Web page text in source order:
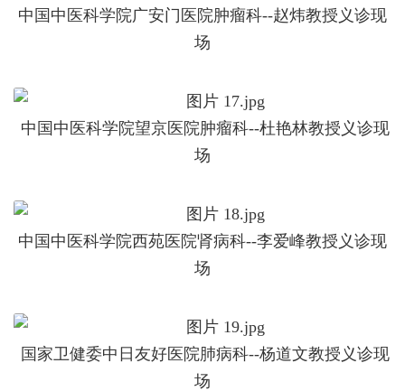
中国中医科学院广安门医院肿瘤科--赵炜教授义诊现
场
中国中医科学院望京医院肿瘤科--杜艳林教授义诊现
场
中国中医科学院西苑医院肾病科--李爱峰教授义诊现
场
国家卫健委中日友好医院肺病科--杨道文教授义诊现
场